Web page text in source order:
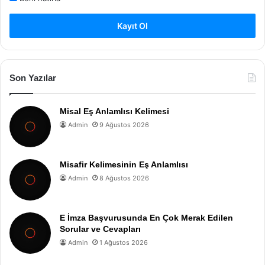
Kayıt Ol
Son Yazılar
Misal Eş Anlamlısı Kelimesi
Admin 9 Ağustos 2026
Misafir Kelimesinin Eş Anlamlısı
Admin 8 Ağustos 2026
E İmza Başvurusunda En Çok Merak Edilen
Sorular ve Cevapları
Admin 1 Ağustos 2026